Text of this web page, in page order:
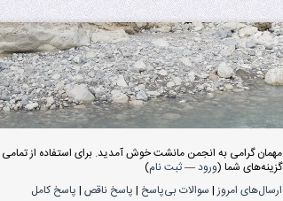
مهمان گرامی به انجمن مانشت خوش آمدید. برای استفاده از
گزینه‌های شما (ورود—ثبت نام)
ارسال‌های امروز| سوالات بی‌پاسخ | پاسخ ناقص | پاسخ کامل